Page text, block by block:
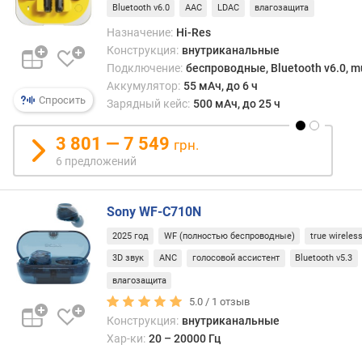
вас
о
т
д
р
о
г
и
х
к
д
ш
в
ы
п
Спросить
Bluetooth v6.0 AAC LDAC влагозащита
Назначение: Hi-Res
Конструкция: внутриканальные
Подключение: беспроводные, Bluetooth v6.0,
Аккумулятор: 55 мАч, до 6 ч
Зарядный кейс: 500 мАч, до 25 ч
3 801 — 7 549 грн.
6 предложений
Sony WF-C710N
2025 год WF (полностью беспроводные) true wireless
3D звук ANC голосовой ассистент Bluetooth v5.3
влагозащита
5.0 / 1 отзыв
Конструкция: внутриканальные
Хар-ки: 20 – 20000 Гц